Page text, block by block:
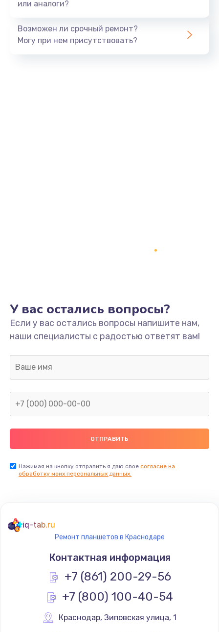
Заказать
1045 руб.
Заказать
Заказать
Ремонт цепей питания
Заказать
2045 руб.
1090 руб.
Заказать
Замена видеочипа
2745 руб.
или аналоги?
Возможен ли срочный ремонт?
Могу при нем присутствовать?
У вас остались вопросы?
Если у вас остались вопросы напишите нам,
наши специалисты с радостью ответят вам!
Нажимая на кнопку отправить я даю свое согласие на
обработку моих персональных данных.
iq-tab.ru
Ремонт планшетов в Краснодаре
Контактная информация
+7 (861) 200-29-56
+7 (800) 100-40-54
Краснодар, Зиповская улица, 1